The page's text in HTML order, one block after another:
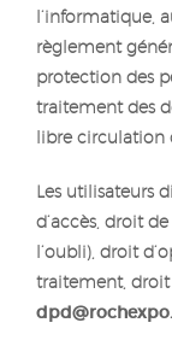
l’informatique,
règlement
protection des
traitement des
libre circulation
Les utilisateurs
d’accès, droit
l’oubli), droit
traitement, droit